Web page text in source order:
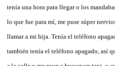
tenía una hora para llegar o los
lo que fue para mí, me puse súper
llamar a mi hija. Tenía el teléfono
también tenía el teléfono apagado, así